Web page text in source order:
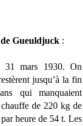
Gueuldjuck :
31 mars 1930. On
jusqu’à la fin
qui manquaient
chauffe de 220 kg de
heure de 54 t. Les